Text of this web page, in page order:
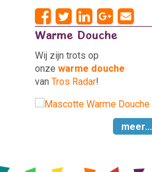
Warme Douche
Wij zijn trots op
onze warme douche
van Tros Radar!
meer...